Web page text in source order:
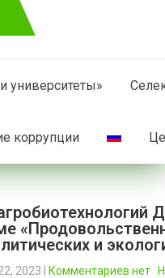
университеты»
коррупции
и
2023 Комментариев нет